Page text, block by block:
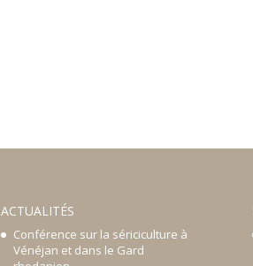
ACTUALITÉS
Conférence sur la sériciculture à
Vénéjan et dans le Gard